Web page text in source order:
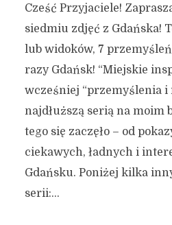
Cześć Przyjaciele!
siedmiu zdjęć z Gdańska!
lub widoków, 7
razy Gdańsk! “Miejskie
wcześniej “przemyślenia i
najdłuższą serią na moim
tego się zaczęło – od
ciekawych, ładnych i
Gdańsku. Poniżej kilka
serii:...